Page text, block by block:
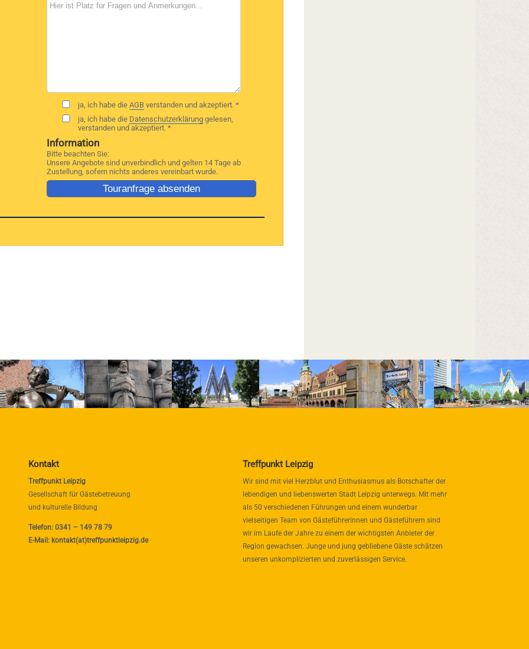
ja, ich habe die AGBverstanden und akzeptiert. *
ja, ich habe die Datenschutzerklärunggelesen,
verstanden und akzeptiert. *
Information
Bitte beachten Sie:
Unsere Angebote sind unverbindlich und gelten 14 Tage ab
Zustellung, sofern nichts anderes vereinbart wurde.
Kontakt
Treffpunkt Leipzig
Gesellschaft für Gästebetreuung
und kulturelle Bildung
Telefon: 0341 – 149 78 79
E-Mail: kontakt(at)treffpunktleipzig.de
Treffpunkt Leipzig
Wir sind mit viel Herzblut und Enthusiasmus als Botschafter der
lebendigen und liebenswerten Stadt Leipzig unterwegs. Mit mehr
als 50 verschiedenen Führungen und einem wunderbar
vielseitigen Team von Gästeführerinnen und Gästeführern sind
wir im Laufe der Jahre zu einem der wichtigsten Anbieter der
Region gewachsen. Junge und jung gebliebene Gäste schätzen
unseren unkomplizierten und zuverlässigen Service.